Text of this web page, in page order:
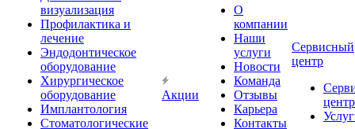
визуализация
Профилактика и
лечение
Эндодонтическое
оборудование
Хирургическое
оборудование
Имплантология
Стоматологические
Акции
О
компании
Наши
услуги
Новости
Команда
Отзывы
Карьера
Контакты
Сервисный
центр
центр